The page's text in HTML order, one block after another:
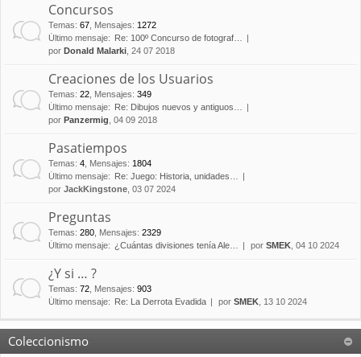
Concursos
Temas: 67 Mensajes: 1272
Último mensaje:
Re: 100º Concurso de fotograf…
por Donald Malarki , 24 07 2018
Creaciones de los Usuarios
Temas: 22 Mensajes: 349
Último mensaje:
Re: Dibujos nuevos y antiguos…
por Panzermig , 04 09 2018
Pasatiempos
Temas: 4 Mensajes: 1804
Último mensaje:
Re: Juego: Historia, unidades…
por JackKingstone , 03 07 2024
Preguntas
Temas: 280 Mensajes: 2329
Último mensaje: ¿Cuántas divisiones tenía Ale… por SMEK , 04 10 2024
¿Y si … ?
Temas: 72 Mensajes: 903
Último mensaje:
Re: La Derrota Evadida por SMEK , 13 10 2024
Coleccionismo